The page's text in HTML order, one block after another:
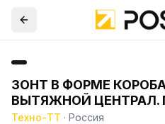
ЗОНТ В ФОРМЕ
ВЫТЯЖНОЙ ЦЕНТРАЛ.
Техно-ТТ · Россия